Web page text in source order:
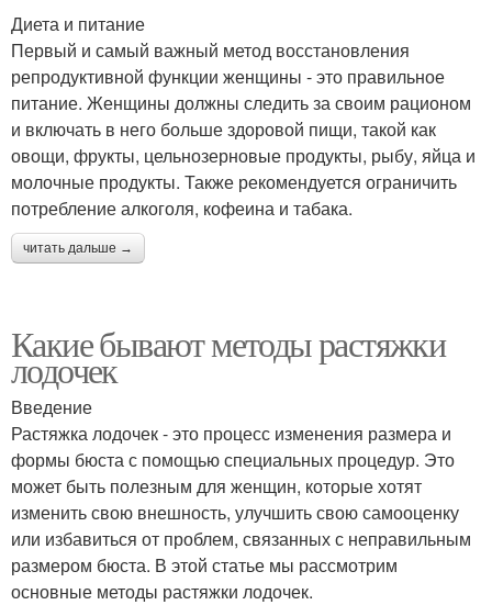
Диета и питание
Первый и самый важный метод восстановления
репродуктивной функции женщины - это правильное
питание. Женщины должны следить за своим рационом
и включать в него больше здоровой пищи, такой как
овощи, фрукты, цельнозерновые продукты, рыбу, яйца и
молочные продукты. Также рекомендуется ограничить
потребление алкоголя, кофеина и табака.
читать дальше →
Какие бывают методы растяжки
лодочек
Введение
Растяжка лодочек - это процесс изменения размера и
формы бюста с помощью специальных процедур. Это
может быть полезным для женщин, которые хотят
изменить свою внешность, улучшить свою самооценку
или избавиться от проблем, связанных с неправильным
размером бюста. В этой статье мы рассмотрим
основные методы растяжки лодочек.